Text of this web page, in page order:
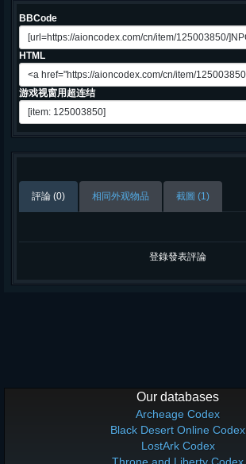
BBCode
HTML
游戏视窗用超连结
評論 (0) 相同外观物品 截圖 (1)
登錄發表評論
Our databases
Archeage Codex
Black Desert Online Codex
LostArk Codex